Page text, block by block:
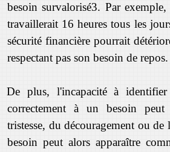
besoin survalorisé3. Par
travaillerait 16 heures tous les
sécurité financière pourrait
respectant pas son besoin de repos.
De plus, l'incapacité à
correctement à un besoin
tristesse, du découragement ou de
besoin peut alors apparaître